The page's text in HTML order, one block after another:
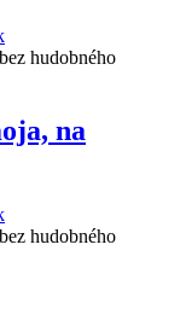
hudobného
na
hudobného